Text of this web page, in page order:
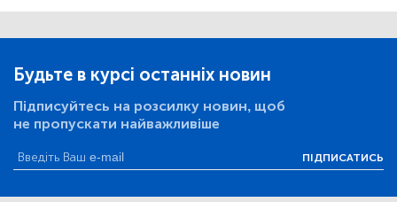
Будьте в курсі останніх новин
Підписуйтесь на розсилку новин, щоб
не пропускати найважливіше
ПІДПИСАТИСЬ